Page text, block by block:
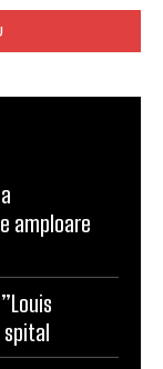
amploare
spital